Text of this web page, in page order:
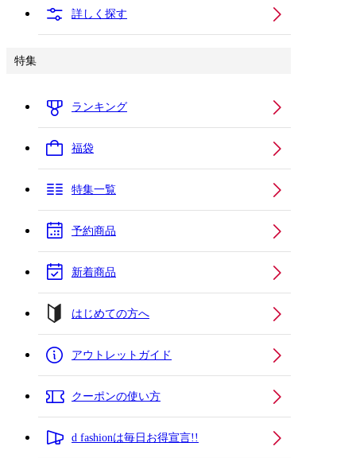
詳しく探す
特集
ランキング
福袋
特集一覧
予約商品
新着商品
はじめての方へ
アウトレットガイド
クーポンの使い方
d fashionは毎日お得宣言!!